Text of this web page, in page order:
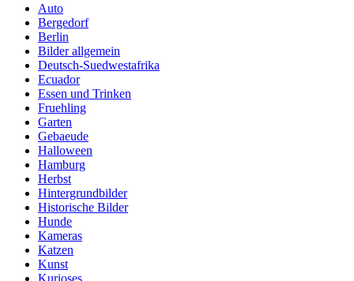
Auto
Bergedorf
Berlin
Bilder allgemein
Deutsch-Suedwestafrika
Ecuador
Essen und Trinken
Fruehling
Garten
Gebaeude
Halloween
Hamburg
Herbst
Hintergrundbilder
Historische Bilder
Hunde
Kameras
Katzen
Kunst
Kurioses